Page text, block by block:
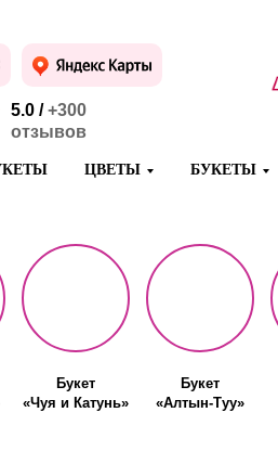
5.0 /+300
отзывов
ЦВЕТЫ БУКЕТЫ
Букет
«Чуя и Катунь»
Букет
«Алтын-Туу»